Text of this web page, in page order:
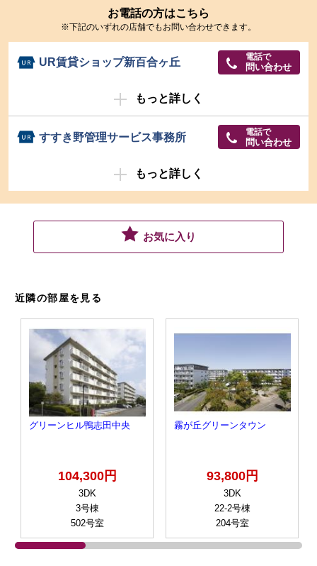
お電話の方はこちら
※下記のいずれの店舗でもお問い合わせできます。
UR賃貸ショップ新百合ヶ丘 電話で
問い合わせ
もっと詳しく
すすき野管理サービス事務所 電話で
問い合わせ
もっと詳しく
お気に入り
近隣の部屋を見る
グリーンヒル鴨志田中央
104,300円
3DK
3号棟
502号室
霧が丘グリーンタウン
93,800円
3DK
22-2号棟
204号室